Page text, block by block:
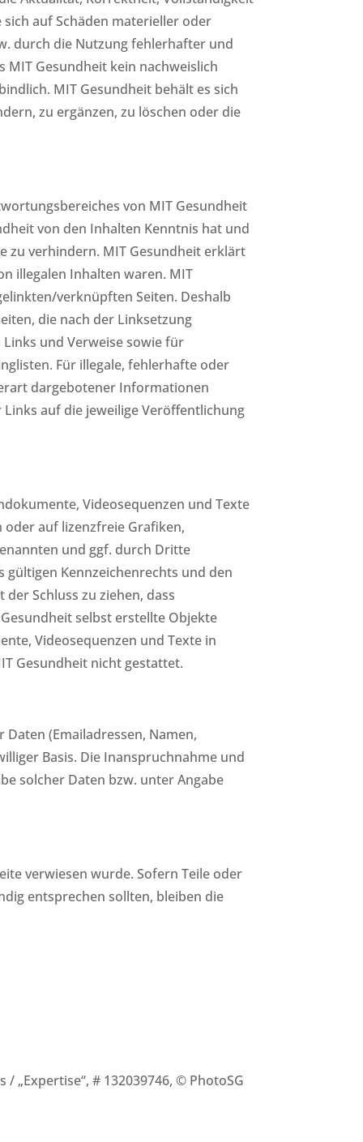
auf Schäden materieller oder
durch die Nutzung fehlerhafter und
Gesundheit kein nachweislich
MIT Gesundheit behält es sich
zu ergänzen, zu löschen oder die
von MIT Gesundheit
von den Inhalten Kenntnis hat und
zu verhindern. MIT Gesundheit erklärt
illegalen Inhalten waren. MIT
verknüpften Seiten. Deshalb
die nach der Linksetzung
und Verweise sowie für
Für illegale, fehlerhafte oder
dargebotener Informationen
auf die jeweilige Veröffentlichung
Videosequenzen und Texte
auf lizenzfreie Grafiken,
und ggf. durch Dritte
Kennzeichenrechts und den
Schluss zu ziehen, dass
selbst erstellte Objekte
Videosequenzen und Texte in
Gesundheit nicht gestattet.
(Emailadressen, Namen,
Basis. Die Inanspruchnahme und
solcher Daten bzw. unter Angabe
verwiesen wurde. Sofern Teile oder
entsprechen sollten, bleiben die
„Expertise“, # 132039746, © PhotoSG